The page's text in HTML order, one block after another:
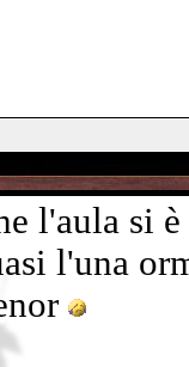
l'aula si
l'una